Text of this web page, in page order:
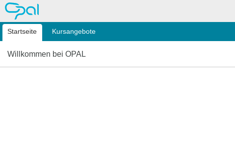
OPAL
Startseite Kursangebote
Willkommen bei OPAL